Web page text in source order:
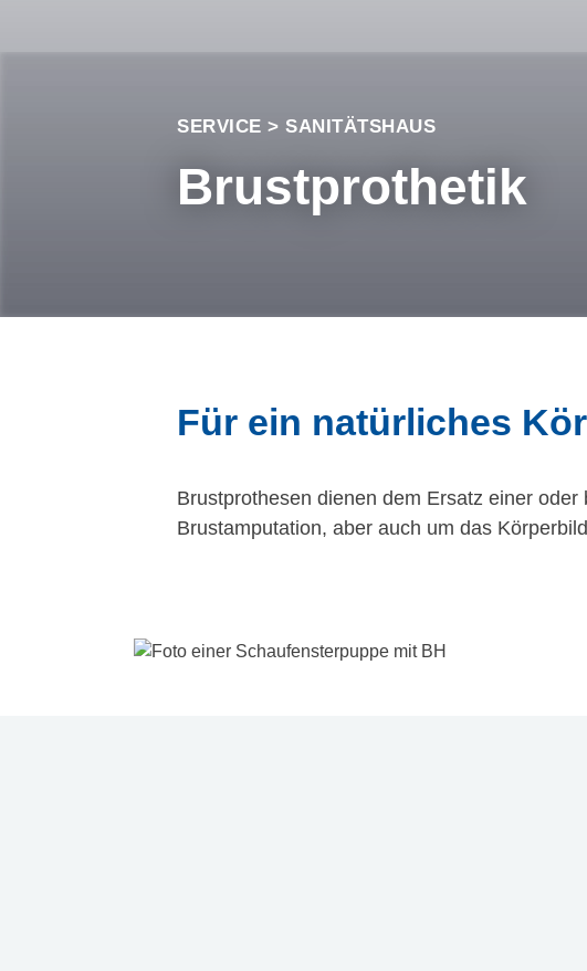
SERVICE > SANITÄTSHAUS
Brustprothetik
Für ein natürliches
Brustprothesen dienen dem Ersatz einer
Brustamputation, aber auch um das